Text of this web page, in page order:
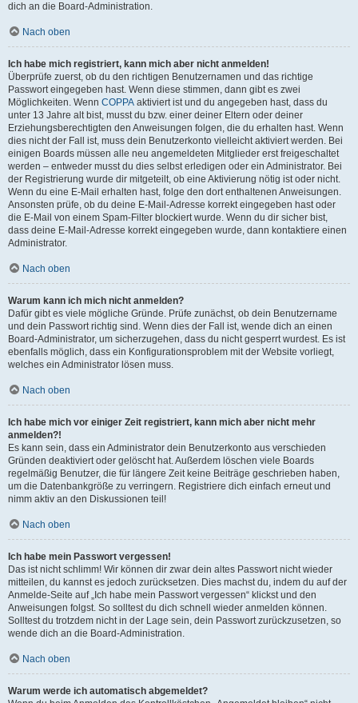
dich an die Board-Administration.
Nach oben
Ich habe mich registriert, kann mich aber nicht anmelden!
Überprüfe zuerst, ob du den richtigen Benutzernamen und das richtige
Passwort eingegeben hast. Wenn diese stimmen, dann gibt es zwei
Möglichkeiten. Wenn COPPA aktiviert ist und du angegeben hast, dass du
unter 13 Jahre alt bist, musst du bzw. einer deiner Eltern oder deiner
Erziehungsberechtigten den Anweisungen folgen, die du erhalten hast. Wenn
dies nicht der Fall ist, muss dein Benutzerkonto vielleicht aktiviert werden. Bei
einigen Boards müssen alle neu angemeldeten Mitglieder erst freigeschaltet
werden – entweder musst du dies selbst erledigen oder ein Administrator. Bei
der Registrierung wurde dir mitgeteilt, ob eine Aktivierung nötig ist oder nicht.
Wenn du eine E-Mail erhalten hast, folge den dort enthaltenen Anweisungen.
Ansonsten prüfe, ob du deine E-Mail-Adresse korrekt eingegeben hast oder
die E-Mail von einem Spam-Filter blockiert wurde. Wenn du dir sicher bist,
dass deine E-Mail-Adresse korrekt eingegeben wurde, dann kontaktiere einen
Administrator.
Nach oben
Warum kann ich mich nicht anmelden?
Dafür gibt es viele mögliche Gründe. Prüfe zunächst, ob dein Benutzername
und dein Passwort richtig sind. Wenn dies der Fall ist, wende dich an einen
Board-Administrator, um sicherzugehen, dass du nicht gesperrt wurdest. Es ist
ebenfalls möglich, dass ein Konfigurationsproblem mit der Website vorliegt,
welches ein Administrator lösen muss.
Nach oben
Ich habe mich vor einiger Zeit registriert, kann mich aber nicht mehr
anmelden?!
Es kann sein, dass ein Administrator dein Benutzerkonto aus verschieden
Gründen deaktiviert oder gelöscht hat. Außerdem löschen viele Boards
regelmäßig Benutzer, die für längere Zeit keine Beiträge geschrieben haben,
um die Datenbankgröße zu verringern. Registriere dich einfach erneut und
nimm aktiv an den Diskussionen teil!
Nach oben
Ich habe mein Passwort vergessen!
Das ist nicht schlimm! Wir können dir zwar dein altes Passwort nicht wieder
mitteilen, du kannst es jedoch zurücksetzen. Dies machst du, indem du auf der
Anmelde-Seite auf „Ich habe mein Passwort vergessen“ klickst und den
Anweisungen folgst. So solltest du dich schnell wieder anmelden können.
Solltest du trotzdem nicht in der Lage sein, dein Passwort zurückzusetzen, so
wende dich an die Board-Administration.
Nach oben
Warum werde ich automatisch abgemeldet?